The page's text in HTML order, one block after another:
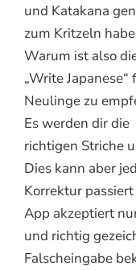
und Katakana
zum Kritzeln
Warum ist also
„Write Japanese“
Neulinge zu
Es werden dir die
richtigen Striche
Dies kann aber
Korrektur
App akzeptiert
und richtig
Falscheingabe